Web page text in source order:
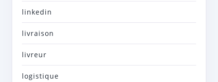
linkedin
livraison
livreur
logistique